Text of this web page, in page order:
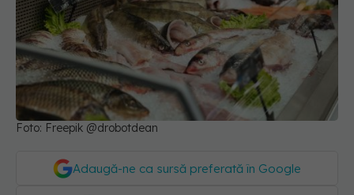
Foto: Freepik @drobotdean
Adaugă-ne ca sursă preferată în Google